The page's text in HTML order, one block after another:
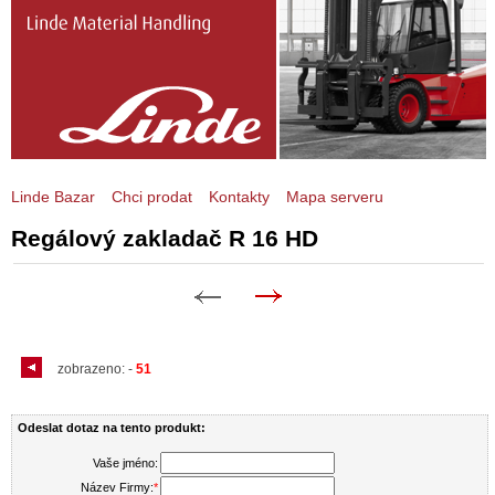
Regálový zakladač R 16 HD
zobrazeno: - 51
Odeslat dotaz na tento produkt:
Vaše jméno:
Název Firmy:*
Linde Bazar Chci prodat Kontakty Mapa serveru